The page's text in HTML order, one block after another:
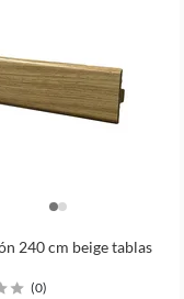
240 cm beige tablas
(0)